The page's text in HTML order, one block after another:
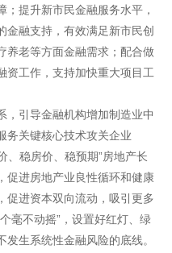
提升新市民金融服务水平，
金融支持，有效满足新市民创
养老等方面金融需求；配合做
资工作，支持加快重大项目工
，引导金融机构增加制造业中
务关键核心技术攻关企业
、稳房价、稳预期”房地产长
促进房地产业良性循环和健康
促进资本双向流动，吸引更多
毫不动摇”，设置好红灯、绿
生系统性金融风险的底线。